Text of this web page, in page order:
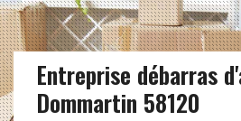
Entreprise débarras
Dommartin 58120